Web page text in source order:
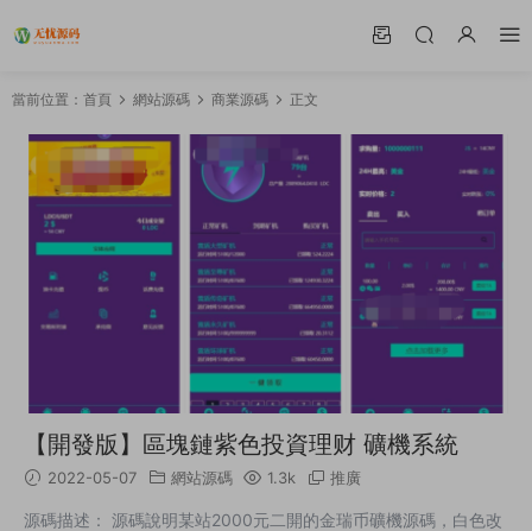
當前位置： 首頁 網站源碼 商業源碼 正文
【開發版】區塊鏈紫色投資理财 礦機系統
2022-05-07 網站源碼 1.3k 推廣
源碼描述： 源碼說明某站2000元二開的金瑞币礦機源碼，白色改